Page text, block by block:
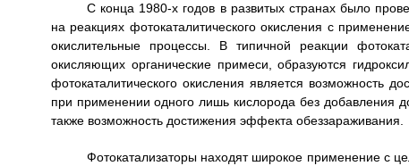
С конца 1980-х годов в развитых странах было
на реакциях фотокаталитического окисления с
окислительные процессы. В типичной реакции
окисляющих органические примеси, образуются
фотокаталитического окисления является возможность
при применении одного лишь кислорода без добавления
также возможность достижения эффекта обеззараживания.
Фотокатализаторы находят широкое применение с